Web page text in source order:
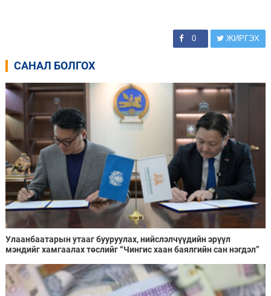
0 ЖИРГЭХ
САНАЛ БОЛГОХ
Улаанбаатарын утааг бууруулах, нийслэлчүүдийн эрүүл
мэндийг хамгаалах төслийг “Чингис хаан баялгийн сан нэгдэл”